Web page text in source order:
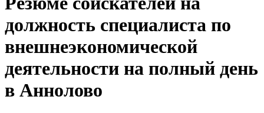
должность специалиста по
внешнеэкономической
деятельности на полный день
в Аннолово